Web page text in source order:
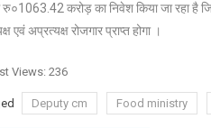
करोड़ का निवेश किया जा रहा है
एवं अप्रत्यक्ष रोजगार प्राप्त होगा ।
Views: 236
Deputy cm Food ministry